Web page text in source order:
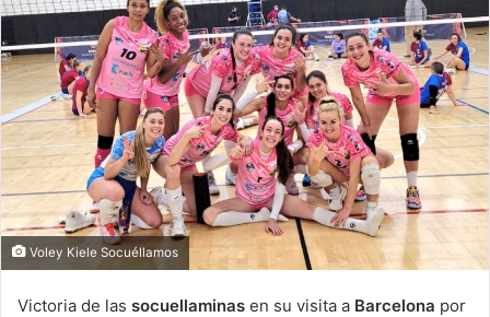
Voley Kiele Socuéllamos
Victoria de las socuellaminas en su visita a Barcelona por